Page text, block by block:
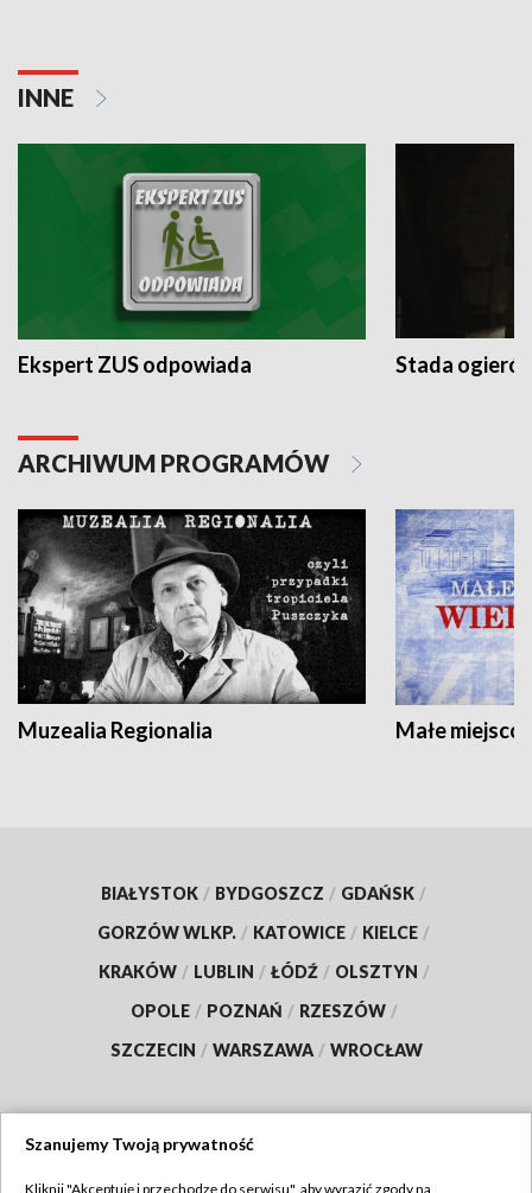
INNE
Ekspert ZUS odpowiada Stada
ARCHIWUM PROGRAMÓW
Muzealia Regionalia Małe
BIAŁYSTOK / BYDGOSZCZ / GDAŃSK /
GORZÓW WLKP. / KATOWICE / KIELCE /
KRAKÓW / LUBLIN / ŁÓDŹ / OLSZTYN /
OPOLE / POZNAŃ / RZESZÓW /
SZCZECIN / WARSZAWA / WROCŁAW
Szanujemy Twoją prywatność
Kliknij "Akceptuję i przechodzę do serwisu", aby wyrazić zgody na